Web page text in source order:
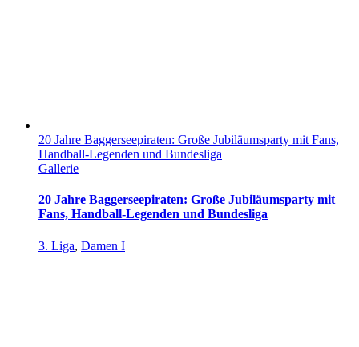
20 Jahre Baggerseepiraten: Große Jubiläumsparty mit Fans,
Handball-Legenden und Bundesliga
Gallerie
20 Jahre Baggerseepiraten: Große Jubiläumsparty mit
Fans, Handball-Legenden und Bundesliga
3. Liga, Damen I